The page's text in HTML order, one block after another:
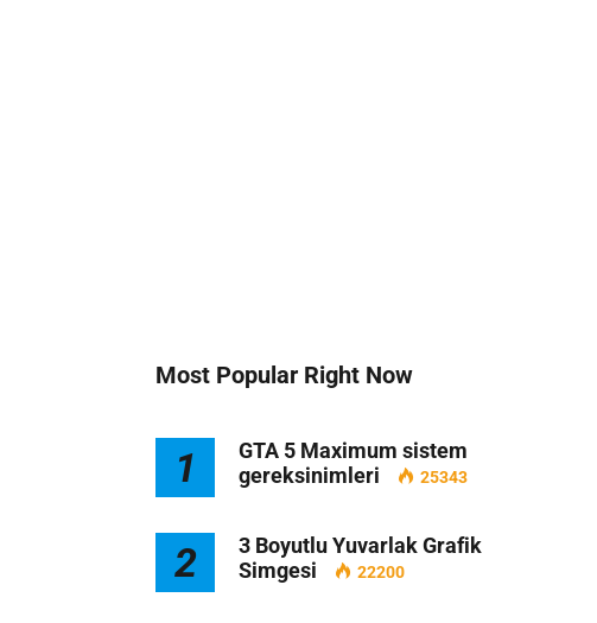
Most Popular Right Now
1
GTA 5 Maximum sistem
gereksinimleri
25343
2
3 Boyutlu Yuvarlak Grafik
Simgesi
22200